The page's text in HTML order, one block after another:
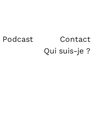
Podcast
Contact
Qui suis-je ?